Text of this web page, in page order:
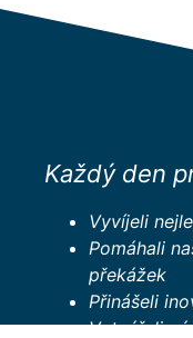
Každý den
Vyvíjeli
Pomáhali
překážek
Přinášeli
Vytvářeli